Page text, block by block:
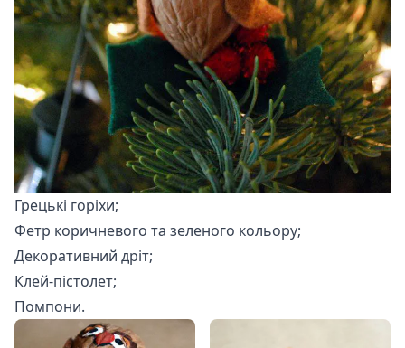
Грецькі горіхи;
Фетр коричневого та зеленого кольору;
Декоративний дріт;
Клей-пістолет;
Помпони.